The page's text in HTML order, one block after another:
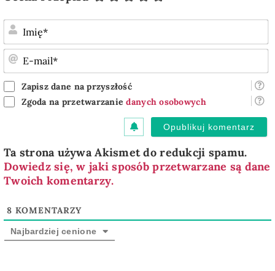
Zapisz dane na przyszłość
Zgoda na przetwarzaniedanych osobowych
Ta strona używa Akismet do redukcji spamu.
Dowiedz się, w jaki sposób przetwarzane są dane
Twoich komentarzy.
8 KOMENTARZY
Najbardziej cenione